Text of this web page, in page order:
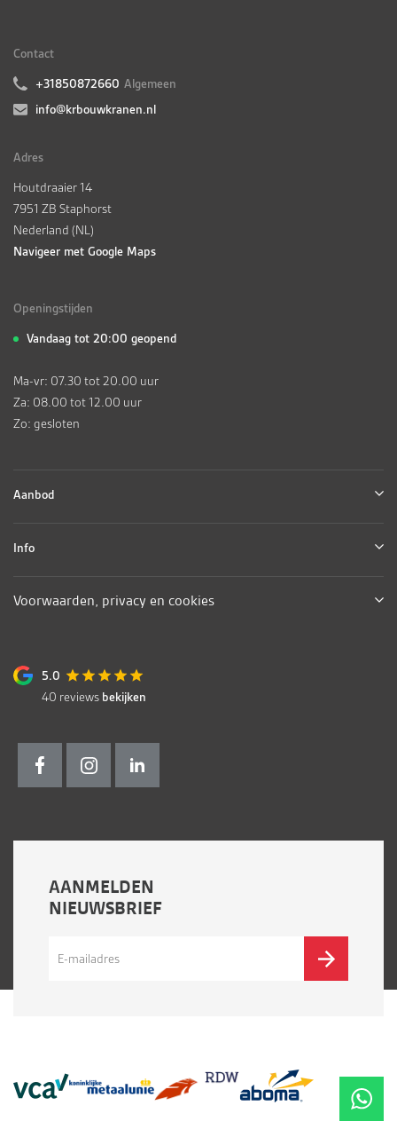
AANMELDEN
NIEUWSBRIEF
Contact
+31850872660 Algemeen
info@krbouwkranen.nl
Adres
Houtdraaier 14
7951 ZB Staphorst
Nederland (NL)
Navigeer met Google Maps
Openingstijden
Vandaag tot 20:00 geopend
Ma-vr: 07.30 tot 20.00 uur
Za: 08.00 tot 12.00 uur
Zo: gesloten
Aanbod
Info
5.0
40 reviews bekijken
Voorwaarden, privacy en cookies